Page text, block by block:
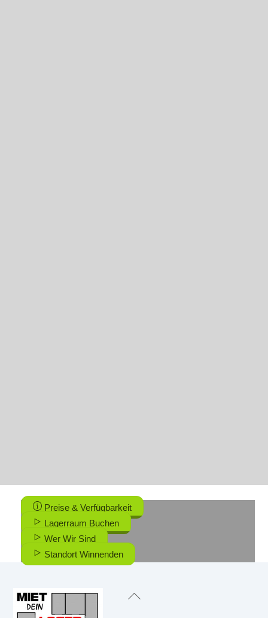
Preise & Verfügbarkeit
Lagerraum Buchen
Wer Wir Sind
Standort Winnenden
Back